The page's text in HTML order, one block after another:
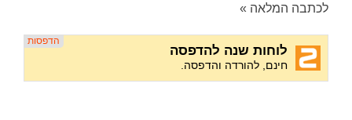
לכתבה המלאה »